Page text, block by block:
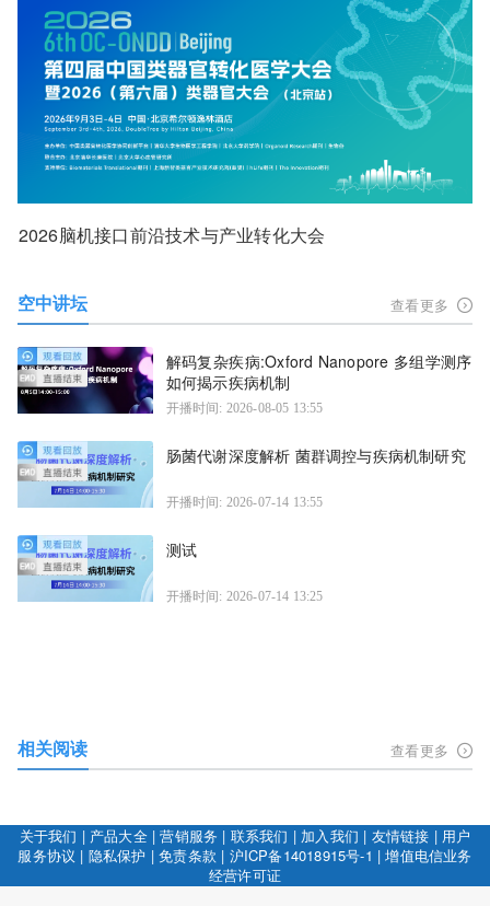
2026脑机接口前沿技术与产业转化大会
空中讲坛 查看更多
解码复杂疾病:Oxford Nanopore 多组学测序
如何揭示疾病机制
开播时间: 2026-08-05 13:55
肠菌代谢深度解析 菌群调控与疾病机制研究
开播时间: 2026-07-14 13:55
测试
开播时间: 2026-07-14 13:25
相关阅读 查看更多
关于我们 | 产品大全|营销服务 | 联系我们 | 加入我们 | 友情链接 | 用户
服务协议 | 隐私保护 |免责条款 | 沪ICP备14018915号-1 |增值电信业务
经营许可证